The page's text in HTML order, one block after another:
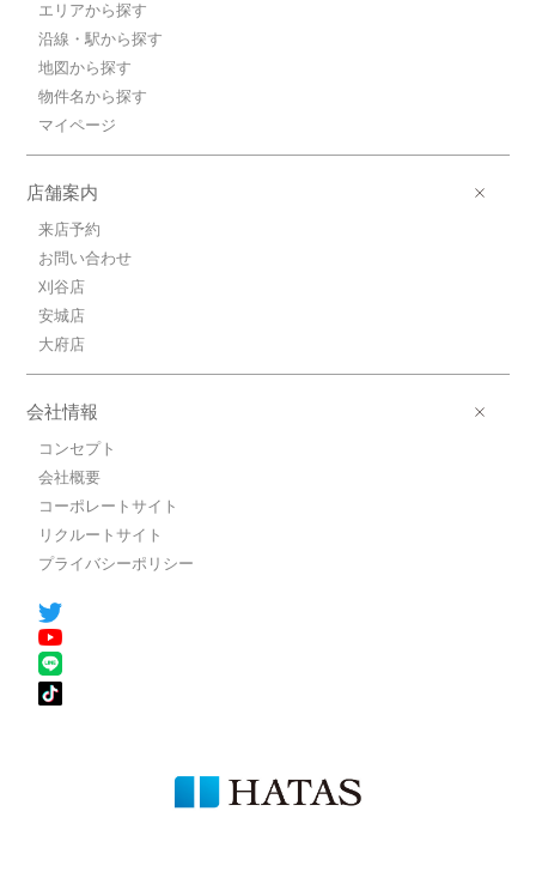
エリアから探す
沿線・駅から探す
地図から探す
物件名から探す
マイページ
店舗案内
来店予約
お問い合わせ
刈谷店
安城店
大府店
会社情報
コンセプト
会社概要
コーポレートサイト
リクルートサイト
プライバシーポリシー